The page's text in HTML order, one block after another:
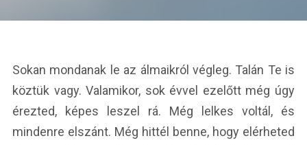
Sokan mondanak le az álmaikról végleg. Talán Te is
köztük vagy. Valamikor, sok évvel ezelőtt még úgy
érezted, képes leszel rá. Még lelkes voltál, és
mindenre elszánt. Még hittél benne, hogy elérheted